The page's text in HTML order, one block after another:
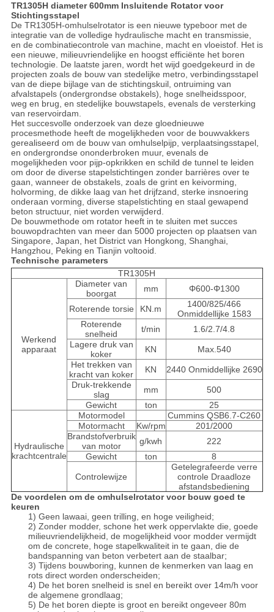
TR1305H diameter 600mm Insluitende Rotator voor
Stichtingsstapel
De TR1305H-omhulselrotator is een nieuwe typeboor met de
integratie van de volledige hydraulische macht en transmissie,
en de combinatiecontrole van machine, macht en vloeistof. Het is
een nieuwe, milieuvriendelijke en hoogst efficiënte het boren
technologie. De laatste jaren, wordt het wijd goedgekeurd in de
projecten zoals de bouw van stedelijke metro, verbindingsstapel
van de diepe bijlage van de stichtingskuil, ontruiming van
afvalstapels (ondergrondse obstakels), hoge snelheidsspoor,
weg en brug, en stedelijke bouwstapels, evenals de versterking
van reservoirdam.
Het succesvolle onderzoek van deze gloednieuwe
procesmethode heeft de mogelijkheden voor de bouwvakkers
gerealiseerd om de bouw van omhulselpijp, verplaatsingsstapel,
en ondergrondse ononderbroken muur, evenals de
mogelijkheden voor pijp-opkrikken en schild de tunnel te leiden
om door de diverse stapelstichtingen zonder barrières over te
gaan, wanneer de obstakels, zoals de grint en keivorming,
holvorming, de dikke laag van het drijfzand, sterke insnoering
onderaan vorming, diverse stapelstichting en staal gewapend
beton structuur, niet worden verwijderd.
De bouwmethode om rotator heeft in te sluiten met succes
bouwopdrachten van meer dan 5000 projecten op plaatsen van
Singapore, Japan, het District van Hongkong, Shanghai,
Hangzhou, Peking en Tianjin voltooid.
Technische parameters
TR1305H
Werkend
apparaat
Diameter van
boorgat
mm Φ600-Φ1300
Roterende torsie KN.m
1400/825/466
Onmiddellijke 1583
Roterende
snelheid
t/min
1.6/2.7/4.8
Lagere druk van
koker
KN
Max.540
Het trekken van
kracht van koker
KN
2440 Onmiddellijke 2690
Druk-trekkende
slag
mm
500
Gewicht
ton 25
Hydraulische
krachtcentrale
Motormodel
Cummins QSB6.7-C260
Motormacht
Kw/rpm
201/2000
Brandstofverbruik
van motor
g/kwh
222
Gewicht
ton 8
Controlewijze
Getelegrafeerde verre
controle Draadloze
afstandsbediening
De voordelen om de omhulselrotator voor bouw goed te
keuren
1)Geen lawaai, geen trilling, en hoge veiligheid;
2) Zonder modder, schone het werk oppervlakte die, goede
milieuvriendelijkheid, de mogelijkheid voor modder vermijdt
om de concrete, hoge stapelkwaliteit in te gaan, die de
bandspanning van beton verbetert aan de staalbar;
3) Tijdens bouwboring, kunnen de kenmerken van laag en
rots direct worden onderscheiden;
4) De het boren snelheid is snel en bereikt over 14m/h voor
de algemene grondlaag;
5) De het boren diepte is groot en bereikt ongeveer 80m